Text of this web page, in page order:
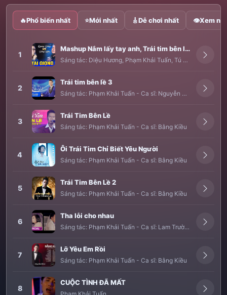
🔥Phổ biến nhất ⭐Mới nhất 🎸Dễ chơi nhất 👁Xem
1
Mashup Nắm lấy tay anh, Trái tim bên lề, Vì đó là em
Sáng tác: Diệu Hương, Phạm Khải Tuấn, Tú Dưa Ca sĩ:
2
Trái tim bên lề 3
Sáng tác: Phạm Khải Tuấn - Ca sĩ: Nguyễn Hưng
3
Trái Tim Bên Lề
Sáng tác: Phạm Khải Tuấn - Ca sĩ: Bằng Kiều
4
Ôi Trái Tim Chỉ Biết Yêu Người
Sáng tác: Phạm Khải Tuấn - Ca sĩ: Bằng Kiều
5
Trái Tim Bên Lề 2
Sáng tác: Phạm Khải Tuấn - Ca sĩ: Bằng Kiều
6
Tha lỗi cho nhau
Sáng tác: Phạm Khải Tuấn - Ca sĩ: Lam Trường Phương
7
Lỡ Yêu Em Rồi
Sáng tác: Phạm Khải Tuấn - Ca sĩ: Bằng Kiều
8
CUỘC TÌNH ĐÃ MẤT